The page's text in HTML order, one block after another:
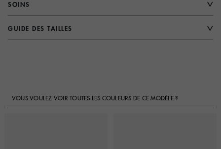
SOINS
GUIDE DES TAILLES
VOUS VOULEZ VOIR TOUTES LES COULEURS DE CE MODÈLE ?